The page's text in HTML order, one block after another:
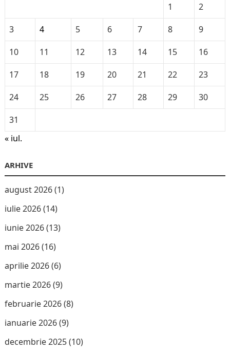
1
2
3
4 5 6 7 8
9
10
11 12 13 14 15
16
17
18 19 20 21 22
23
24
25 26 27 28 29
30
31
« iul.
ARHIVE
august 2026(1)
iulie 2026(14)
iunie 2026(13)
mai 2026(16)
aprilie 2026(6)
martie 2026(9)
februarie 2026(8)
ianuarie 2026(9)
decembrie 2025(10)